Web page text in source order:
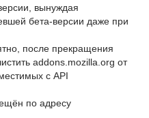
вынуждая
бета-версии даже при
после прекращения
addons.mozilla.org от
с API
по адресу